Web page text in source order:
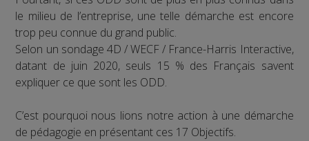
le milieu de l’entreprise, une telle démarche est encore
trop peu connue du grand public.
Selon un sondage 4D / WECF / France-Harris Interactive,
datant de juin 2020, seuls 15 % des Français savent
expliquer ce que sont les ODD.
C’est pourquoi nous lions notre action à une démarche
de pédagogie en présentant ces 17 Objectifs.